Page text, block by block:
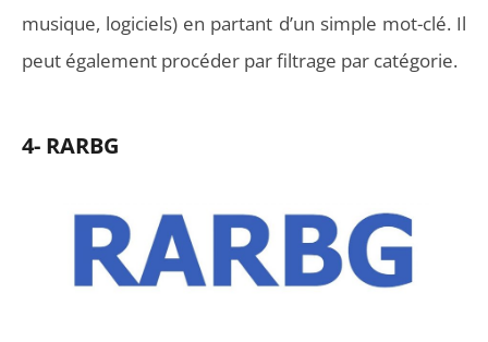
musique, logiciels) en partant d’un simple mot-clé. Il
peut également procéder par filtrage par catégorie.
4- RARBG